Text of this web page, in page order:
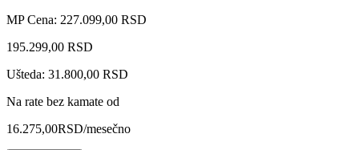
MP Cena: 227.099,00 RSD
195.299,00 RSD
Ušteda: 31.800,00 RSD
Na rate bez kamate od
16.275,00RSD/mesečno